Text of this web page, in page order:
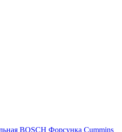
BOSCH Форсунка Cummins